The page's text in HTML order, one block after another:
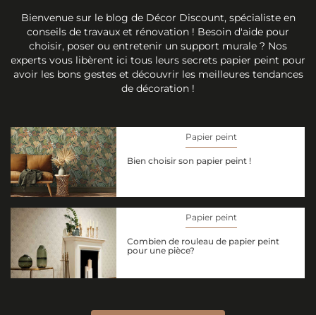
Bienvenue sur le blog de Décor Discount, spécialiste en
conseils de travaux et rénovation ! Besoin d'aide pour
choisir, poser ou entretenir un support murale ? Nos
experts vous libèrent ici tous leurs secrets papier peint pour
avoir les bons gestes et découvrir les meilleures tendances
de décoration !
Papier peint
Bien choisir son papier peint !
Papier peint
Combien de rouleau de papier peint
pour une pièce?